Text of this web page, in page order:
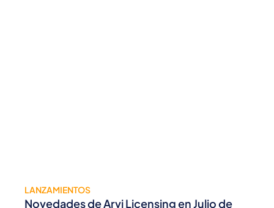
LANZAMIENTOS
Novedades de Arvi Licensing en Julio de